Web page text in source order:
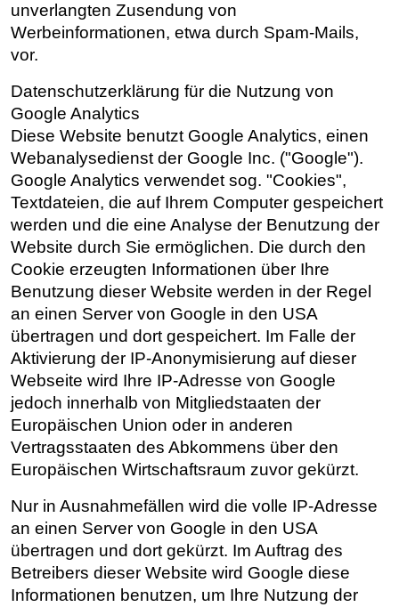
unverlangten Zusendung von
Werbeinformationen, etwa durch Spam-Mails,
vor.
Datenschutzerklärung für die Nutzung von
Google Analytics
Diese Website benutzt Google Analytics, einen
Webanalysedienst der Google Inc. ("Google").
Google Analytics verwendet sog. "Cookies",
Textdateien, die auf Ihrem Computer gespeichert
werden und die eine Analyse der Benutzung der
Website durch Sie ermöglichen. Die durch den
Cookie erzeugten Informationen über Ihre
Benutzung dieser Website werden in der Regel
an einen Server von Google in den USA
übertragen und dort gespeichert. Im Falle der
Aktivierung der IP-Anonymisierung auf dieser
Webseite wird Ihre IP-Adresse von Google
jedoch innerhalb von Mitgliedstaaten der
Europäischen Union oder in anderen
Vertragsstaaten des Abkommens über den
Europäischen Wirtschaftsraum zuvor gekürzt.
Nur in Ausnahmefällen wird die volle IP-Adresse
an einen Server von Google in den USA
übertragen und dort gekürzt. Im Auftrag des
Betreibers dieser Website wird Google diese
Informationen benutzen, um Ihre Nutzung der